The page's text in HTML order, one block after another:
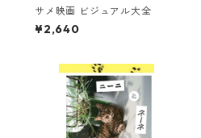
サメ映画 ビジュアル大全
¥2,640